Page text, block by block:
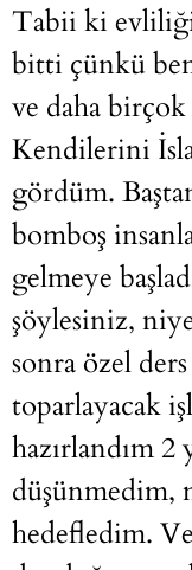
Tabii ki
bitti çünkü
ve daha birçok
Kendilerini
gördüm.
bomboş
gelmeye
şöylesiniz,
sonra özel
toparlayacak
hazırlandım
düşünmedim,
hedefledim.